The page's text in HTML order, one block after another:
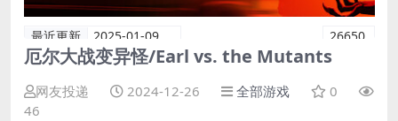
最近更新 2025-01-09 26650
厄尔大战变异怪/Earl vs. the Mutants
网友投递 2024-12-26 全部游戏
0
46